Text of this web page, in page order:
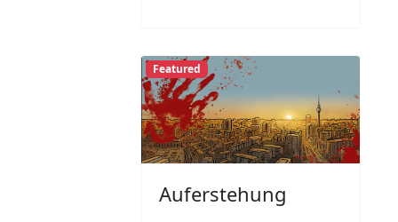
Featured
Auferstehung